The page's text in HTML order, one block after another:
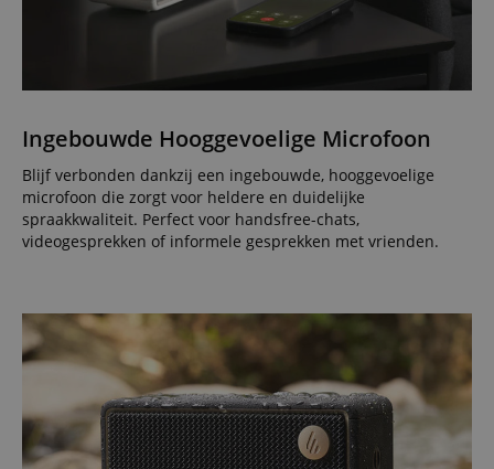
Ingebouwde Hooggevoelige Microfoon
Blijf verbonden dankzij een ingebouwde, hooggevoelige
microfoon die zorgt voor heldere en duidelijke
spraakkwaliteit. Perfect voor handsfree-chats,
videogesprekken of informele gesprekken met vrienden.